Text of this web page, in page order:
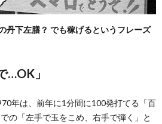
丹下左膳？ でも稼げるというフレーズ
…OK」
年は、前年に1分間に100発打てる「百
の「左手で玉をこめ、右手で弾く」と